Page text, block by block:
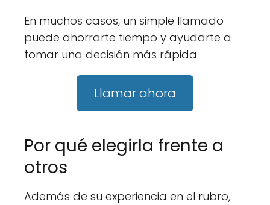
En muchos casos, un simple llamado
puede ahorrarte tiempo y ayudarte a
tomar una decisión más rápida.
Llamar ahora
Por qué elegirla frente a
otros
Además de su experiencia en el rubro,